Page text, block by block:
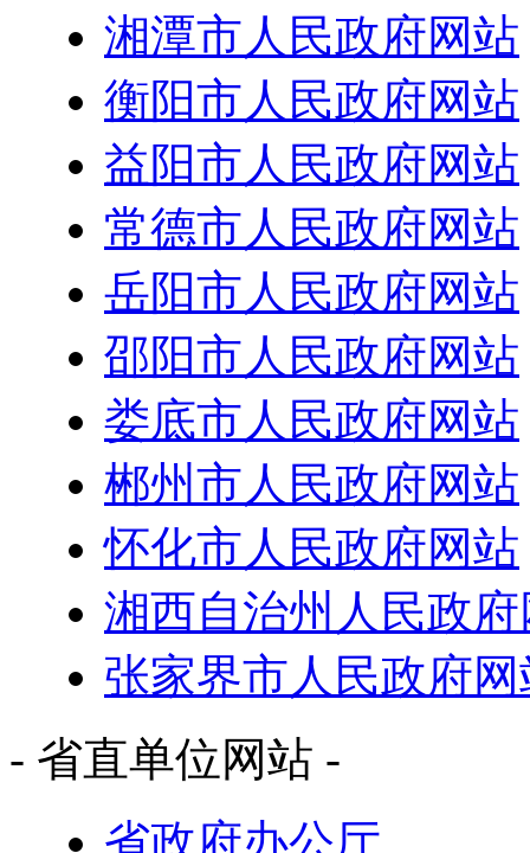
湘潭市人民政府网站
衡阳市人民政府网站
益阳市人民政府网站
常德市人民政府网站
岳阳市人民政府网站
邵阳市人民政府网站
娄底市人民政府网站
郴州市人民政府网站
怀化市人民政府网站
湘西自治州人民政
张家界市人民政府网
- 省直单位网站 -
省政府办公厅